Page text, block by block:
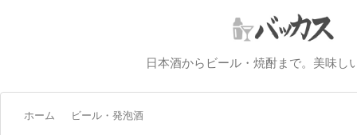
日本酒からビール・焼酎まで。美味し
ホーム ビール・発泡酒